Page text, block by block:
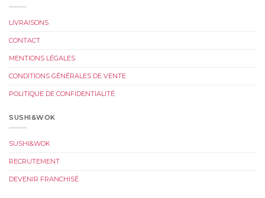
LIVRAISONS
CONTACT
MENTIONS LÉGALES
CONDITIONS GÉNÉRALES DE VENTE
POLITIQUE DE CONFIDENTIALITÉ
SUSHI&WOK
SUSHI&WOK
RECRUTEMENT
DEVENIR FRANCHISÉ